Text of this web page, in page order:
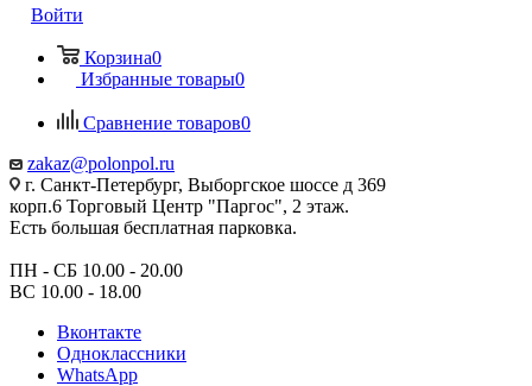
Войти
Корзина0
Избранные товары0
Сравнение товаров0
zakaz@polonpol.ru
г. Санкт-Петербург, Выборгское шоссе д 369
корп.6 Торговый Центр "Паргос", 2 этаж.
Есть большая бесплатная парковка.
ПН - СБ 10.00 - 20.00
ВС 10.00 - 18.00
Вконтакте
Одноклассники
WhatsApp